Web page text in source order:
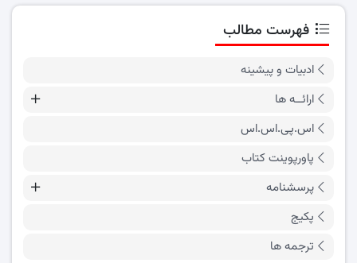
فهرست مطالب
ادبیات و پیشینه
ارائــه ها
اس.پی.اس.اس
پاورپوینت کتاب
پرسشنامه
پکیج
ترجمه ها